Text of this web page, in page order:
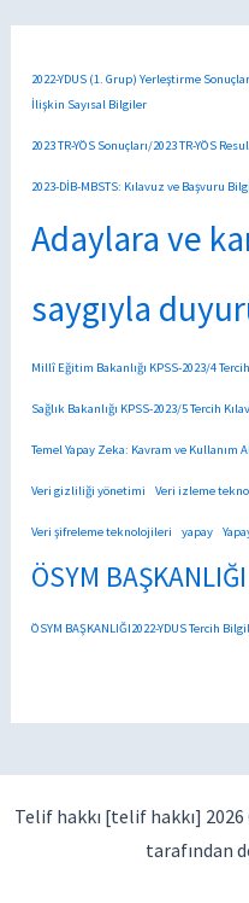
2022-YDUS (1. Grup) Yerleştirme
İlişkin Sayısal Bilgiler
2023 TR-YÖS Sonuçları/2023 TR-YÖS
2023-DİB-MBSTS: Kılavuz ve Başvuru
Adaylara ve
saygıyla
Millî Eğitim Bakanlığı KPSS-2023/4
Sağlık Bakanlığı KPSS-2023/5 Tercih
Temel Yapay Zeka: Kavram ve Kullanım
Veri gizliliği yönetimi Veri izleme
Veri şifreleme teknolojileri yapay
ÖSYM BAŞKANLIĞI
ÖSYM BAŞKANLIĞI2022-YDUS Tercih
Telif hakkı [telif hakkı] 2026
tarafından